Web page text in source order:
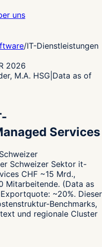
uns
/IT-Dienstleistungen
2026
M.A. HSG Data as of
Services
Schweizer Sektor it-
CHF ~15 Mrd.,
Mitarbeitende. (Data as
Exportquote: ~20%. Dieser
Benchmarks,
und regionale Cluster